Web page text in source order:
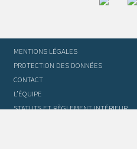
MENTIONS LÉGALES
PROTECTION DES DONNÉES
CONTACT
L’ÉQUIPE
STATUTS ET RÈGLEMENT INTÉRIEUR